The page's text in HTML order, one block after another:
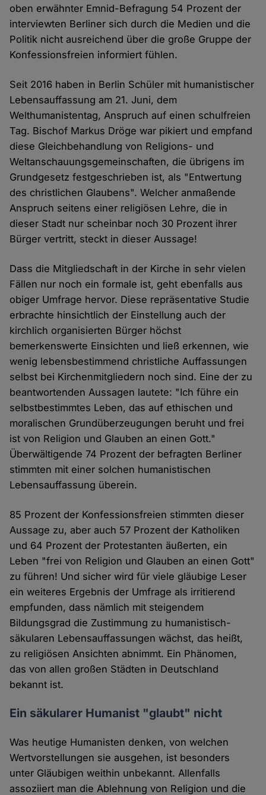
oben erwähnter Emnid-Befragung 54 Prozent der
interviewten Berliner sich durch die Medien und die
Politik nicht ausreichend über die große Gruppe der
Konfessionsfreien informiert fühlen.
Seit 2016 haben in Berlin Schüler mit humanistischer
Lebensauffassung am 21. Juni, dem
Welthumanistentag, Anspruch auf einen schulfreien
Tag. Bischof Markus Dröge war pikiert und empfand
diese Gleichbehandlung von Religions- und
Weltanschauungsgemeinschaften, die übrigens im
Grundgesetz festgeschrieben ist, als "Entwertung
des christlichen Glaubens". Welcher anmaßende
Anspruch seitens einer religiösen Lehre, die in
dieser Stadt nur scheinbar noch 30 Prozent ihrer
Bürger vertritt, steckt in dieser Aussage!
Dass die Mitgliedschaft in der Kirche in sehr vielen
Fällen nur noch ein formale ist, geht ebenfalls aus
obiger Umfrage hervor. Diese repräsentative Studie
erbrachte hinsichtlich der Einstellung auch der
kirchlich organisierten Bürger höchst
bemerkenswerte Einsichten und ließ erkennen, wie
wenig lebensbestimmend christliche Auffassungen
selbst bei Kirchenmitgliedern noch sind. Eine der zu
beantwortenden Aussagen lautete: "Ich führe ein
selbstbestimmtes Leben, das auf ethischen und
moralischen Grundüberzeugungen beruht und frei
ist von Religion und Glauben an einen Gott."
Überwältigende 74 Prozent der befragten Berliner
stimmten mit einer solchen humanistischen
Lebensauffassung überein.
85 Prozent der Konfessionsfreien stimmten dieser
Aussage zu, aber auch 57 Prozent der Katholiken
und 64 Prozent der Protestanten äußerten, ein
Leben "frei von Religion und Glauben an einen Gott"
zu führen! Und sicher wird für viele gläubige Leser
ein weiteres Ergebnis der Umfrage als irritierend
empfunden, dass nämlich mit steigendem
Bildungsgrad die Zustimmung zu humanistisch-
säkularen Lebensauffassungen wächst, das heißt,
zu religiösen Ansichten abnimmt. Ein Phänomen,
das von allen großen Städten in Deutschland
bekannt ist.
Ein säkularer Humanist "glaubt" nicht
Was heutige Humanisten denken, von welchen
Wertvorstellungen sie ausgehen, ist besonders
unter Gläubigen weithin unbekannt. Allenfalls
assoziiert man die Ablehnung von Religion und die